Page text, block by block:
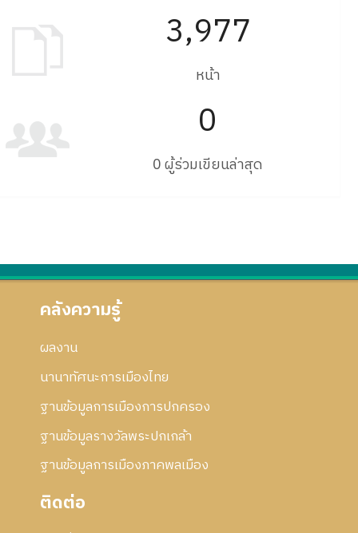
3,977
หน้า
0
0 ผู้ร่วมเขียนล่าสุด
คลังความรู้
ผลงาน
นานาทัศนะการเมืองไทย
ฐานข้อมูลการเมืองการปกครอง
ฐานข้อมูลรางวัลพระปกเกล้า
ฐานข้อมูลการเมืองภาคพลเมือง
ติดต่อ